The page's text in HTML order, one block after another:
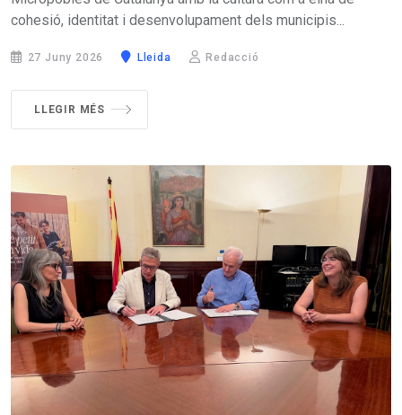
cohesió, identitat i desenvolupament dels municipis...
27 Juny 2026 Lleida Redacció
LLEGIR MÉS